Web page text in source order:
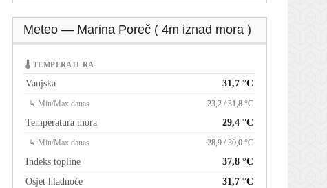
Meteo — Marina Poreč ( 4m iznad mora )
🌡 TEMPERATURA
Vanjska 31,7 °C
↳ Min/Max danas 23,2 / 31,8 °C
Temperatura mora 29,4 °C
↳ Min/Max danas 28,9 / 30,0 °C
Indeks topline
37,8 °C
Osjet hladnoće
31,7 °C